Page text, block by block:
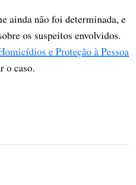
ainda não foi determinada, e
os suspeitos envolvidos.
e Proteção à Pessoa
o caso.